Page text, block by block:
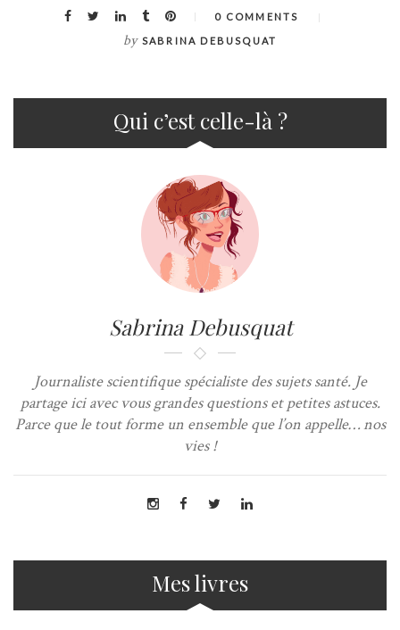
0 COMMENTS
by SABRINA DEBUSQUAT
Qui c’est celle-là ?
Sabrina Debusquat
Journaliste scientifique spécialiste des sujets santé. Je
partage ici avec vous grandes questions et petites astuces.
Parce que le tout forme un ensemble que l’on appelle… nos
vies !
Mes livres